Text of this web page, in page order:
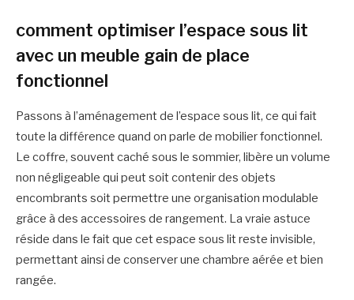
comment optimiser l’espace sous lit
avec un meuble gain de place
fonctionnel
Passons à l’aménagement de l’espace sous lit, ce qui fait
toute la différence quand on parle de mobilier fonctionnel.
Le coffre, souvent caché sous le sommier, libère un volume
non négligeable qui peut soit contenir des objets
encombrants soit permettre une organisation modulable
grâce à des accessoires de rangement. La vraie astuce
réside dans le fait que cet espace sous lit reste invisible,
permettant ainsi de conserver une chambre aérée et bien
rangée.